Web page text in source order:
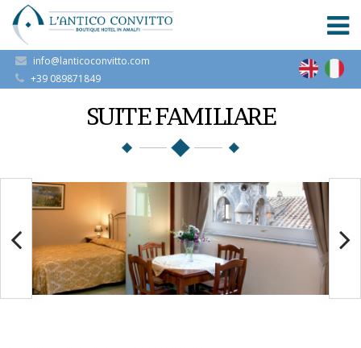
info@lanticoconvitto.com
+39 089871849
SUITE FAMILIARE